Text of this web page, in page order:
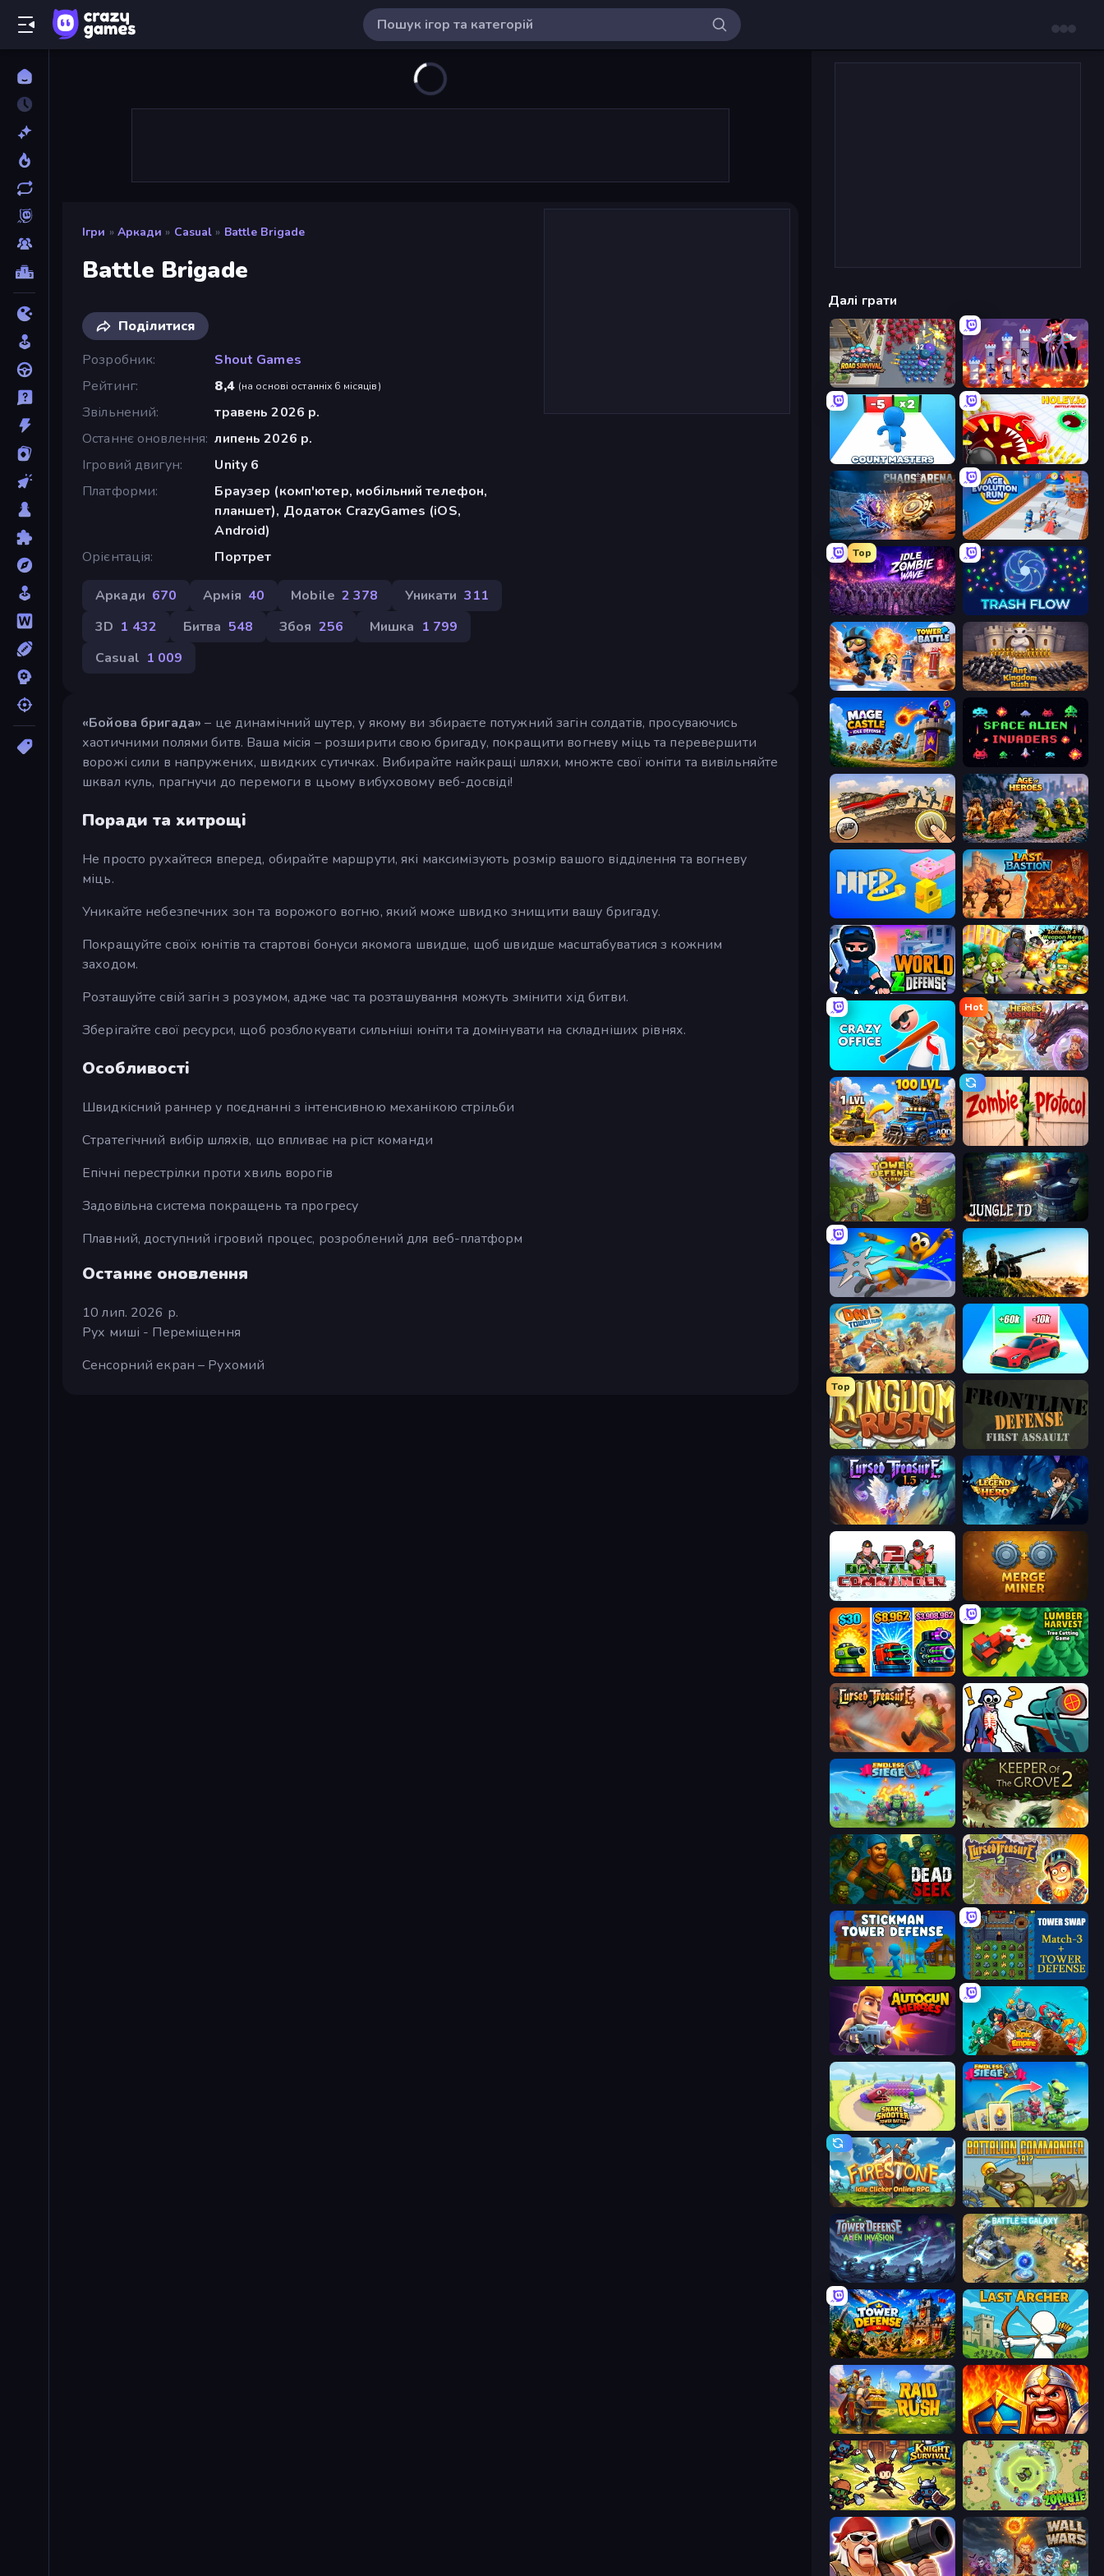
Ігри » Аркади » Casual » Battle Brigade
Battle Brigade
Поділитися
Розробник
Shout Games
Рейтинг
8,4 (на основі останніх 6 місяців)
Звільнений
травень 2026 р.
Останнє оновлення липень 2026 р.
Ігровий двигун
Unity 6
Платформи
Браузер (комп'ютер, мобільний телефон,
планшет), Додаток CrazyGames (iOS,
Android)
Орієнтація
Портрет
Аркади 670 Армія 40 Mobile 2 378 Уникати 311
3D 1 432 Битва 548 Збоя 256 Мишка 1 799
Casual 1 009
«Бойова бригада» – це динамічний шутер, у якому ви збираєте потужний загін солдатів, просуваючись
хаотичними полями битв. Ваша місія – розширити свою бригаду, покращити вогневу міць та перевершити
ворожі сили в напружених, швидких сутичках. Вибирайте найкращі шляхи, множте свої юніти та вивільняйте
шквал куль, прагнучи до перемоги в цьому вибуховому веб-досвіді!
Поради та хитрощі
Не просто рухайтеся вперед, обирайте маршрути, які максимізують розмір вашого відділення та вогневу
міць.
Уникайте небезпечних зон та ворожого вогню, який може швидко знищити вашу бригаду.
Покращуйте своїх юнітів та стартові бонуси якомога швидше, щоб швидше масштабуватися з кожним
заходом.
Розташуйте свій загін з розумом, адже час та розташування можуть змінити хід битви.
Зберігайте свої ресурси, щоб розблокувати сильніші юніти та домінувати на складніших рівнях.
Особливості
Швидкісний раннер у поєднанні з інтенсивною механікою стрільби
Стратегічний вибір шляхів, що впливає на ріст команди
Епічні перестрілки проти хвиль ворогів
Задовільна система покращень та прогресу
Плавний, доступний ігровий процес, розроблений для веб-платформ
Останнє оновлення
10 лип. 2026 р.
Рух миші - Переміщення
Сенсорний екран – Рухомий
Далі грати
Road Survival Hero Castle War: Tower Attack
Holey.io Battle Royale
Chaos Arena Age Evolution Run
Top
Idle Zombie Wave: Survivors Trash Flow
Tower Battle Ant Kingdom Rush
Mage Castle Idle Defense Space Alien Invaders
Earn to Die: Zombie Ride Age of Heroes
Last Bastion
World Z Defense - Zombie Defense Zombies 4 Weapon Merge
Crazy Office: Slap and Smash!
Hot
Heroes Assemble
AOD - Art Of Defense Zombie Protocol
Tower Defense Clash Jungle TD
Ninja Swipe Strike Artillery Vs Tanks
Day D Tower Rush
Top
Kingdom Rush Frontline Defense
Cursed Treasure 1.5 Legend of Hero
Battalion Commander 2 Merge Miner
Pumpkin Defense: Merge Cannon Lumber Harvest: Tree Cutting Game
Cursed Treasure Sniper Shot: Bullet Time
Endless Siege Keeper of the Grove 2
Dead Seek Cursed Treasure 2
Tower Swap
Autogun Heroes Epic Empire: Tower Defense
Snake Shooter: Tower Battle Endless Siege 2
Firestone – Idle Clicker Online RPG Battalion Commander 1917
Tower Defense - Alien Invasion Battle for the Galaxy
Tower Defense Last Archer
Raid & Rush WarLink: Crown & Clash
Knight Survival Jackal Zombie Survival